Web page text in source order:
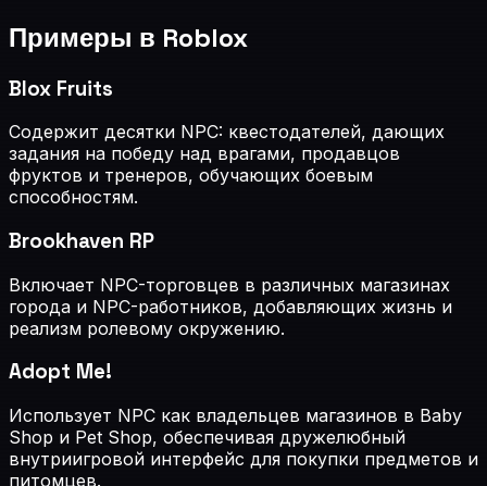
Примеры в Roblox
Blox Fruits
Содержит десятки NPC: квестодателей, дающих
задания на победу над врагами, продавцов
фруктов и тренеров, обучающих боевым
способностям.
Brookhaven RP
Включает NPC-торговцев в различных магазинах
города и NPC-работников, добавляющих жизнь и
реализм ролевому окружению.
Adopt Me!
Использует NPC как владельцев магазинов в Baby
Shop и Pet Shop, обеспечивая дружелюбный
внутриигровой интерфейс для покупки предметов и
питомцев.